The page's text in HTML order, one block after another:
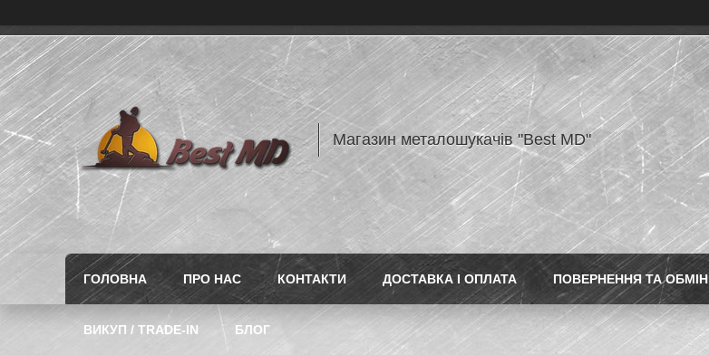
Магазин металошукачів "Best MD"
ГОЛОВНА ПРО НАС КОНТАКТИ ДОСТАВКА І ОПЛАТА ПОВЕРНЕННЯ ТА ОБМІН
ВИКУП / TRADE-IN БЛОГ